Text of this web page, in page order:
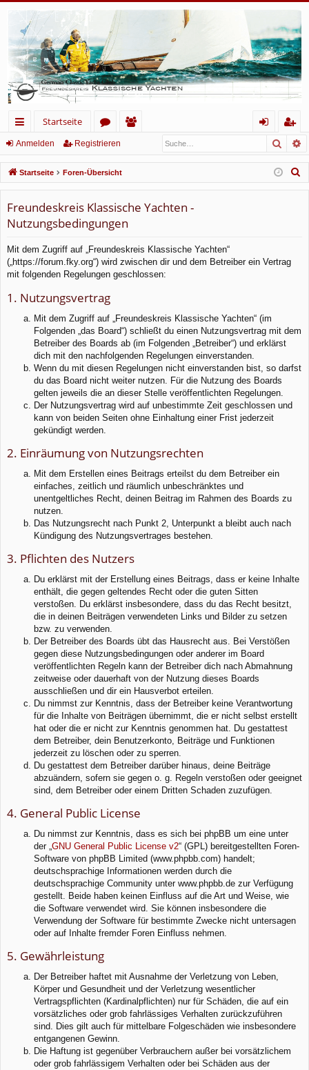
ch
ne
llz
ug
rif
f
Startseite
or
en
lie
de
r
m
el
eg
ist
rie
Anmelden Registrieren
Startseite Foren-Übersicht
Freundeskreis Klassische Yachten -
Nutzungsbedingungen
Mit dem Zugriff auf „Freundeskreis Klassische Yachten“
(„https://forum.fky.org“) wird zwischen dir und dem Betreiber ein Vertrag
mit folgenden Regelungen geschlossen:
1. Nutzungsvertrag
Mit dem Zugriff auf „Freundeskreis Klassische Yachten“ (im
Folgenden „das Board“) schließt du einen Nutzungsvertrag mit dem
Betreiber des Boards ab (im Folgenden „Betreiber“) und erklärst
dich mit den nachfolgenden Regelungen einverstanden.
Wenn du mit diesen Regelungen nicht einverstanden bist, so darfst
du das Board nicht weiter nutzen. Für die Nutzung des Boards
gelten jeweils die an dieser Stelle veröffentlichten Regelungen.
Der Nutzungsvertrag wird auf unbestimmte Zeit geschlossen und
kann von beiden Seiten ohne Einhaltung einer Frist jederzeit
gekündigt werden.
2. Einräumung von Nutzungsrechten
Mit dem Erstellen eines Beitrags erteilst du dem Betreiber ein
einfaches, zeitlich und räumlich unbeschränktes und
unentgeltliches Recht, deinen Beitrag im Rahmen des Boards zu
nutzen.
Das Nutzungsrecht nach Punkt 2, Unterpunkt a bleibt auch nach
Kündigung des Nutzungsvertrages bestehen.
3. Pflichten des Nutzers
Du erklärst mit der Erstellung eines Beitrags, dass er keine Inhalte
enthält, die gegen geltendes Recht oder die guten Sitten
verstoßen. Du erklärst insbesondere, dass du das Recht besitzt,
die in deinen Beiträgen verwendeten Links und Bilder zu setzen
bzw. zu verwenden.
Der Betreiber des Boards übt das Hausrecht aus. Bei Verstößen
gegen diese Nutzungsbedingungen oder anderer im Board
veröffentlichten Regeln kann der Betreiber dich nach Abmahnung
zeitweise oder dauerhaft von der Nutzung dieses Boards
ausschließen und dir ein Hausverbot erteilen.
Du nimmst zur Kenntnis, dass der Betreiber keine Verantwortung
für die Inhalte von Beiträgen übernimmt, die er nicht selbst erstellt
hat oder die er nicht zur Kenntnis genommen hat. Du gestattest
dem Betreiber, dein Benutzerkonto, Beiträge und Funktionen
jederzeit zu löschen oder zu sperren.
Du gestattest dem Betreiber darüber hinaus, deine Beiträge
abzuändern, sofern sie gegen o. g. Regeln verstoßen oder geeignet
sind, dem Betreiber oder einem Dritten Schaden zuzufügen.
4. General Public License
Du nimmst zur Kenntnis, dass es sich bei phpBB um eine unter
der „GNU General Public License v2“ (GPL) bereitgestellten Foren-
Software von phpBB Limited (www.phpbb.com) handelt;
deutschsprachige Informationen werden durch die
deutschsprachige Community unter www.phpbb.de zur Verfügung
gestellt. Beide haben keinen Einfluss auf die Art und Weise, wie
die Software verwendet wird. Sie können insbesondere die
Verwendung der Software für bestimmte Zwecke nicht untersagen
oder auf Inhalte fremder Foren Einfluss nehmen.
5. Gewährleistung
Der Betreiber haftet mit Ausnahme der Verletzung von Leben,
Körper und Gesundheit und der Verletzung wesentlicher
Vertragspflichten (Kardinalpflichten) nur für Schäden, die auf ein
vorsätzliches oder grob fahrlässiges Verhalten zurückzuführen
sind. Dies gilt auch für mittelbare Folgeschäden wie insbesondere
entgangenen Gewinn.
Die Haftung ist gegenüber Verbrauchern außer bei vorsätzlichem
oder grob fahrlässigem Verhalten oder bei Schäden aus der